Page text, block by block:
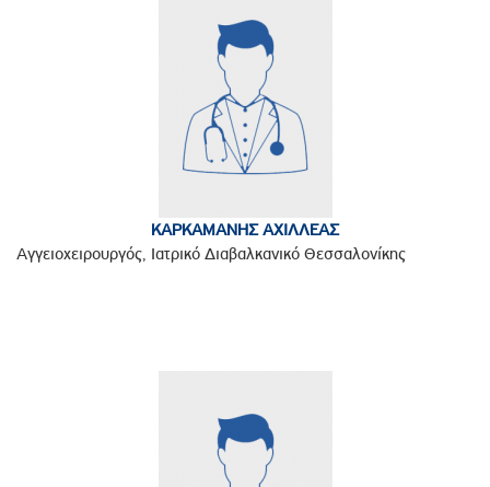
ΚΑΡΚΑΜΑΝΗΣ ΑΧΙΛΛΕΑΣ
Αγγειοχειρουργός, Ιατρικό Διαβαλκανικό Θεσσαλονίκης